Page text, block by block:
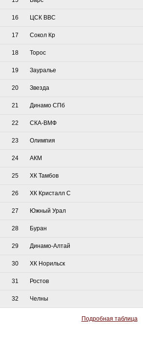
16 ЦСК ВВС
17 Сокол Кр
18 Торос
19 Зауралье
20 Звезда
21 Динамо СПб
22 СКА-ВМФ
23 Олимпия
24 АКМ
25 ХК Тамбов
26 ХК Кристалл С
27 Южный Урал
28 Буран
29 Динамо-Алтай
30 ХК Норильск
31 Ростов
32 Челны
Подробная таблица